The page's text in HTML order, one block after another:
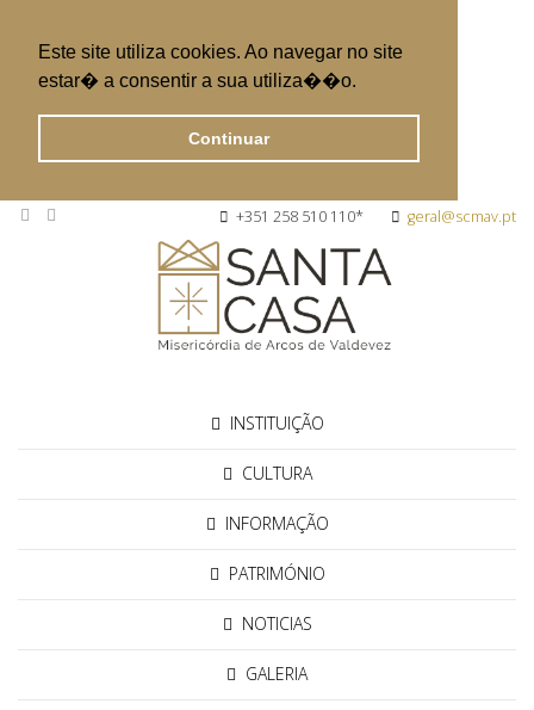
Este site utiliza cookies. Ao navegar no site
estar� a consentir a sua utiliza��o.
Continuar
+351 258 510 110* geral@scmav.pt
INSTITUIÇÃO
CULTURA
INFORMAÇÃO
PATRIMÓNIO
NOTICIAS
GALERIA